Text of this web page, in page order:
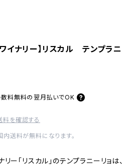
イナリー】リスカル テンプラニ
数料無料の 翌月払いでOK
料を確認する
送料が無料になります。
ー「リスカル」のテンプラニーリョは、